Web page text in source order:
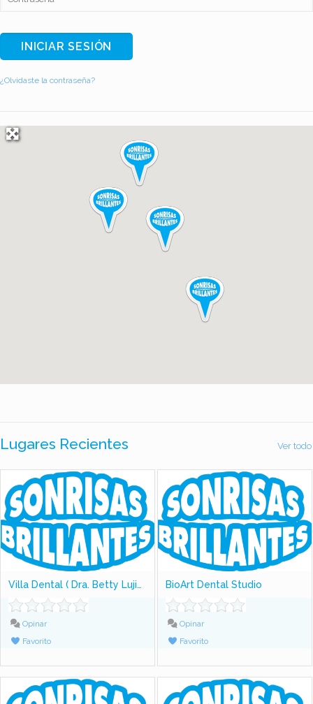
¿Olvidaste la contraseña?
Lugares Recientes Ver todo
Villa Dental ( Dra. Betty Lujiao)
Opinar
Favorito
BioArt Dental Studio
Opinar
Favorito